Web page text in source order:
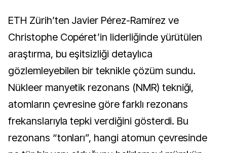
ETH Zürih’ten Javier Pérez-Ramírez ve
Christophe Copéret’in liderliğinde yürütülen
araştırma, bu eşitsizliği detaylıca
gözlemleyebilen bir teknikle çözüm sundu.
Nükleer manyetik rezonans (NMR) tekniği,
atomların çevresine göre farklı rezonans
frekanslarıyla tepki verdiğini gösterdi. Bu
rezonans “tonları”, hangi atomun çevresinde